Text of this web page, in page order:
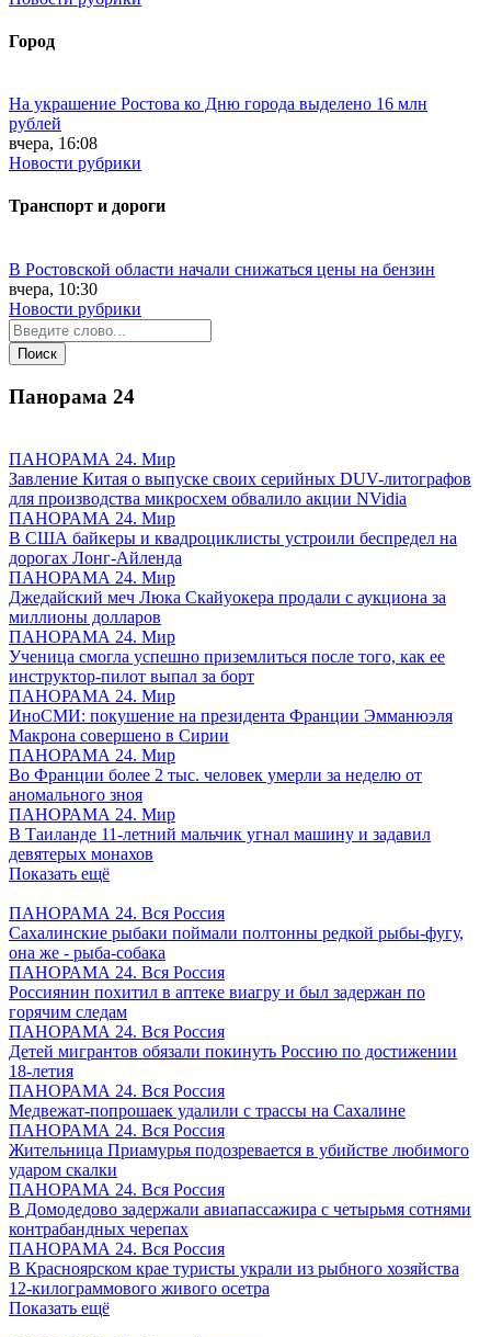
Город
На украшение Ростова ко Дню города выделено 16 млн
рублей
вчера, 16:08
Новости рубрики
Транспорт и дороги
В Ростовской области начали снижаться цены на бензин
вчера, 10:30
Новости рубрики
Панорама 24
ПАНОРАМА 24. Мир
Завление Китая о выпуске своих серийных DUV-литографов
для производства микросхем обвалило акции NVidia
ПАНОРАМА 24. Мир
В США байкеры и квадроциклисты устроили беспредел на
дорогах Лонг-Айленда
ПАНОРАМА 24. Мир
Джедайский меч Люка Скайуокера продали с аукциона за
миллионы долларов
ПАНОРАМА 24. Мир
Ученица смогла успешно приземлиться после того, как ее
инструктор-пилот выпал за борт
ПАНОРАМА 24. Мир
ИноСМИ: покушение на президента Франции Эмманюэля
Макрона совершено в Сирии
ПАНОРАМА 24. Мир
Во Франции более 2 тыс. человек умерли за неделю от
аномального зноя
ПАНОРАМА 24. Мир
В Таиланде 11-летний мальчик угнал машину и задавил
девятерых монахов
Показать ещё
ПАНОРАМА 24. Вся Россия
Сахалинские рыбаки поймали полтонны редкой рыбы-фугу,
она же - рыба-собака
ПАНОРАМА 24. Вся Россия
Россиянин похитил в аптеке виагру и был задержан по
горячим следам
ПАНОРАМА 24. Вся Россия
Детей мигрантов обязали покинуть Россию по достижении
18-летия
ПАНОРАМА 24. Вся Россия
Медвежат-попрошаек удалили с трассы на Сахалине
ПАНОРАМА 24. Вся Россия
Жительница Приамурья подозревается в убийстве любимого
ударом скалки
ПАНОРАМА 24. Вся Россия
В Домодедово задержали авиапассажира с четырьмя сотнями
контрабандных черепах
ПАНОРАМА 24. Вся Россия
В Красноярском крае туристы украли из рыбного хозяйства
12-килограммового живого осетра
Показать ещё